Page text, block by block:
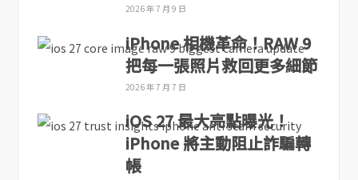
2026 年 7 月 9 日
iPhone 相機革命！RAW 9
把每一張照片救回更多細節
2026 年 7 月 7 日
iOS 27 最大亮點曝光！
iPhone 將主動阻止詐騙轉
帳